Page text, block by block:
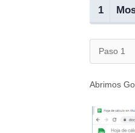
1
Paso 1
Abrimos